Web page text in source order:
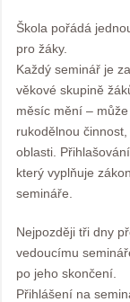
Škola pořádá
pro žáky.
Každý seminář je
věkové skupině
měsíc mění –
rukodělnou
oblasti.
který vyplňuje
semináře.
Nejpozději tři dny
vedoucímu
po jeho skončení.
Přihlášení na